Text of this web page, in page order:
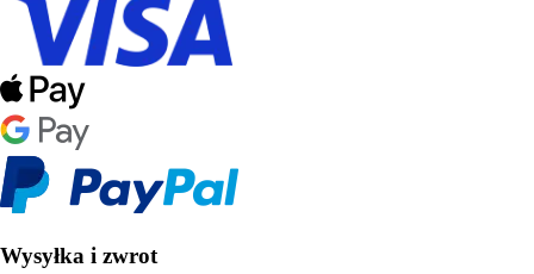
Wysyłka i zwrot